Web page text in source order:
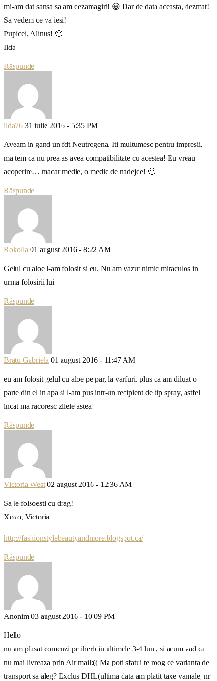
mi-am dat sansa sa am dezamagiri! 😀 Dar de data aceasta, dezmat!
Sa vedem ce va iesi!
Pupicei, Alinus! 🙂
Ilda
Răspunde
ilda76 31 iulie 2016 - 5:35 PM
Aveam in gand un fdt Neutrogena. Iti multumesc pentru impresii,
ma tem ca nu prea as avea compatibilitate cu acestea! Eu vreau
acoperire… macar medie, o medie de nadejde! 🙂
Răspunde
Rokolla 01 august 2016 - 8:22 AM
Gelul cu aloe l-am folosit si eu. Nu am vazut nimic miraculos in
urma folosirii lui
Răspunde
Bratu Gabriela 01 august 2016 - 11:47 AM
eu am folosit gelul cu aloe pe par, la varfuri. plus ca am diluat o
parte din el in apa si l-am pus intr-un recipient de tip spray, astfel
incat ma racoresc zilele astea!
Răspunde
Victoria West 02 august 2016 - 12:36 AM
Sa le folsoesti cu drag!
Xoxo, Victoria
http://fashionstylebeautyandmore.blogspot.ca/
Răspunde
Anonim 03 august 2016 - 10:09 PM
Hello
nu am plasat comenzi pe iherb in ultimele 3-4 luni, si acum vad ca
nu mai livreaza prin Air mail:(( Ma poti sfatui te roog ce varianta de
transport sa aleg? Exclus DHL(ultima data am platit taxe vamale, nr